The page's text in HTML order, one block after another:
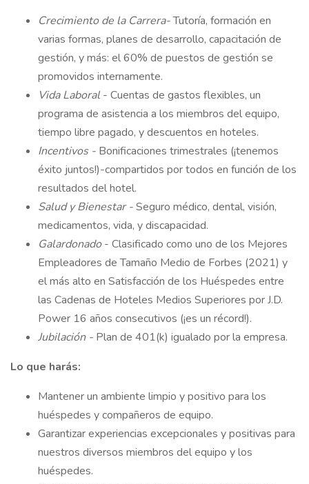
Crecimiento de la Carrera-Tutoría, formación en
varias formas, planes de desarrollo, capacitación de
gestión, y más: el 60% de puestos de gestión se
promovidos internamente.
Vida Laboral - Cuentas de gastos flexibles, un
programa de asistencia a los miembros del equipo,
tiempo libre pagado, y descuentos en hoteles.
Incentivos - Bonificaciones trimestrales (¡tenemos
éxito juntos!)-compartidos por todos en función de los
resultados del hotel.
Salud y Bienestar -Seguro médico, dental, visión,
medicamentos, vida, y discapacidad.
Galardonado- Clasificado como uno de los Mejores
Empleadores de Tamaño Medio de Forbes (2021) y
el más alto en Satisfacción de los Huéspedes entre
las Cadenas de Hoteles Medios Superiores por J.D.
Power 16 años consecutivos (¡es un récord!).
Jubilación - Plan de 401(k) igualado por la empresa.
Lo que harás:
Mantener un ambiente limpio y positivo para los
huéspedes y compañeros de equipo.
Garantizar experiencias excepcionales y positivas para
nuestros diversos miembros del equipo y los
huéspedes.